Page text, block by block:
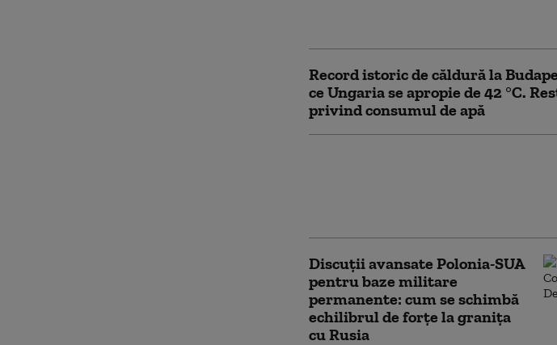
Record istoric de căldură la
ce Ungaria se apropie de 42 °C.
privind consumul de apă
Discuții avansate Polonia-SUA
pentru baze militare
permanente: cum se schimbă
echilibrul de forțe la granița
cu Rusia